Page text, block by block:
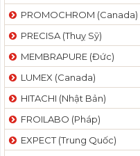
PROMOCHROM (Canada)
PRECISA (Thuỵ Sỹ)
MEMBRAPURE (Đức)
LUMEX (Canada)
HITACHI (Nhật Bản)
FROILABO (Pháp)
EXPECT (Trung Quốc)